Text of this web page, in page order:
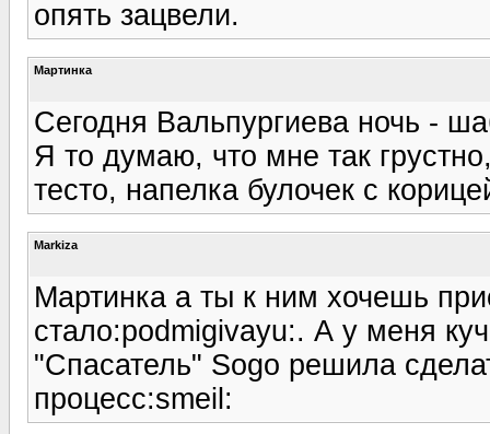
опять зацвели.
Мартинка
Сегодня Вальпургиева ночь -
Я то думаю, что мне так
тесто, напелка булочек с
Markiza
Мартинка а ты к ним хочешь
стало:podmigivayu:. А у меня
"Спасатель" Sogo решила
процесс:smeil: